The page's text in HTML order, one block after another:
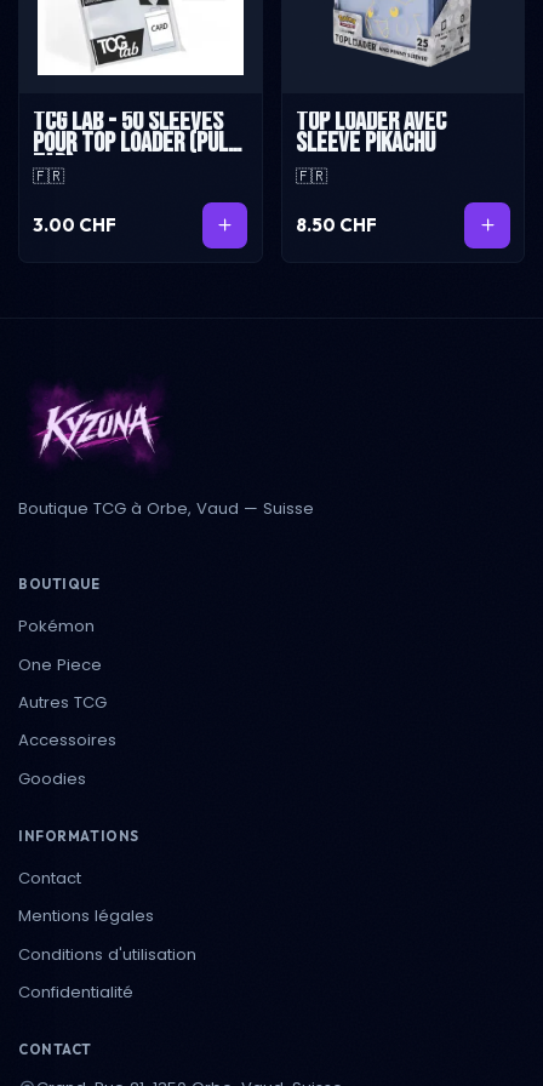
TCG Lab - 50 sleeves
pour top loader (pull
tab)
🇫🇷
3.00 CHF
Top loader avec
sleeve Pikachu
🇫🇷
8.50 CHF
Boutique TCG à Orbe, Vaud — Suisse
BOUTIQUE
Pokémon
One Piece
Autres TCG
Accessoires
Goodies
INFORMATIONS
Contact
Mentions légales
Conditions d'utilisation
Confidentialité
CONTACT